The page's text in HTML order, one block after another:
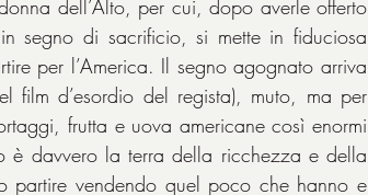
dell’Alto, per cui, dopo averle offerto
segno di sacrificio, si mette in fiduciosa
per l’America. Il segno agognato arriva
film d’esordio del regista), muto, ma per
frutta e uova americane così enormi
è davvero la terra della ricchezza e della
vendendo quel poco che hanno e